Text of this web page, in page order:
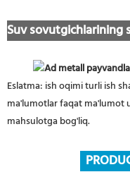
Suv sovutgichlarining
Eslatma: ish oqimi turli ish
ma'lumotlar faqat ma'lumot
mahsulotga bog'liq.